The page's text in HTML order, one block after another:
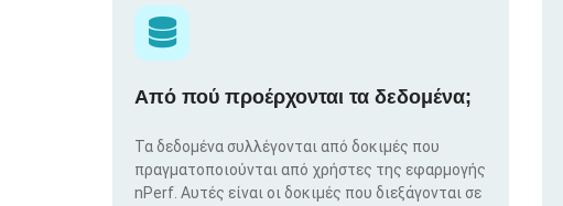
Από πού προέρχονται τα δεδομένα;
Τα δεδομένα συλλέγονται από δοκιμές που
πραγματοποιούνται από χρήστες της εφαρμογής
nPerf. Αυτές είναι οι δοκιμές που διεξάγονται σε